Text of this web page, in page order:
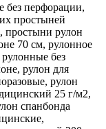
без перфорации,
простыней
простыни рулон
70 см, рулонное
без
рулон для
рулон
25 г/м2,
спанбонда